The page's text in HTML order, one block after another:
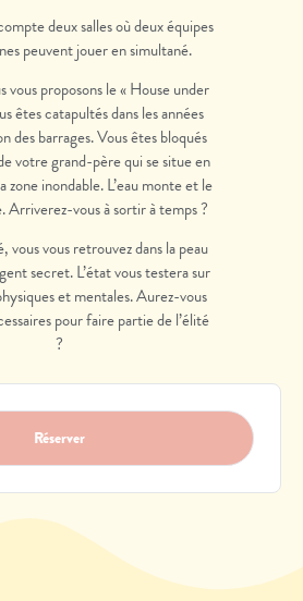
deux salles où deux équipes
peuvent jouer en simultané.
vous proposons le « House under
êtes catapultés dans les années
des barrages. Vous êtes bloqués
votre grand-père qui se situe en
zone inondable. L’eau monte et le
Arriverez-vous à sortir à temps ?
vous vous retrouvez dans la peau
secret. L’état vous testera sur
et mentales. Aurez-vous
pour faire partie de l’élité
?
Réserver